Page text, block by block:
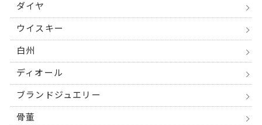
ダイヤ
ウイスキー
白州
ディオール
ブランドジュエリー
骨董